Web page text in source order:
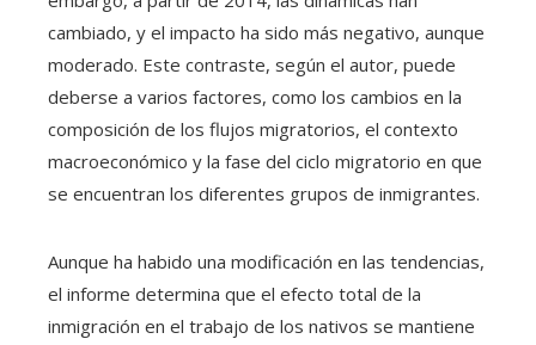
cambiado, y el impacto ha sido más negativo, aunque
moderado. Este contraste, según el autor, puede
deberse a varios factores, como los cambios en la
composición de los flujos migratorios, el contexto
macroeconómico y la fase del ciclo migratorio en que
se encuentran los diferentes grupos de inmigrantes.
Aunque ha habido una modificación en las tendencias,
el informe determina que el efecto total de la
inmigración en el trabajo de los nativos se mantiene